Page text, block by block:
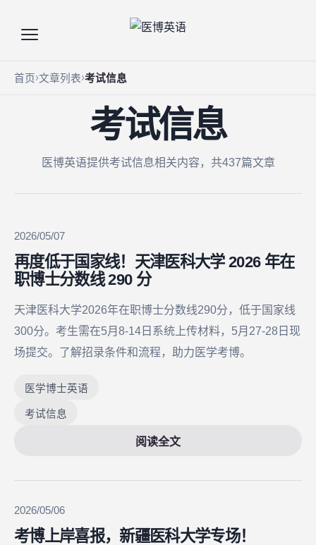
首页 文章列表 考试信息
考试信息
医博英语提供考试信息相关内容，共437篇文章
2026/05/07
再度低于国家线！天津医科大学 2026 年在
职博士分数线 290 分
天津医科大学2026年在职博士分数线290分，低于国家线
300分。考生需在5月8-14日系统上传材料，5月27-28日现
场提交。了解招录条件和流程，助力医学考博。
医学博士英语
考试信息
阅读全文
2026/05/06
考博上岸喜报，新疆医科大学专场！